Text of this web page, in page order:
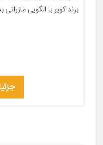
برند کویر با الگویی